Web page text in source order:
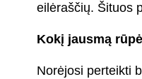
eilėraščių. Šituos
Kokį jausmą
Norėjosi perteikti